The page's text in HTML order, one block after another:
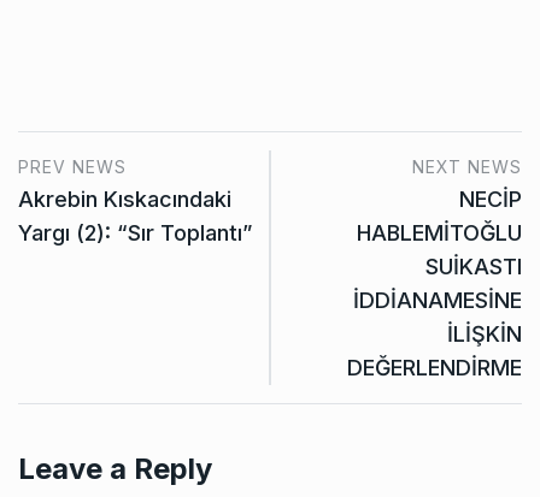
PREV NEWS
Akrebin Kıskacındaki
Yargı (2): “Sır Toplantı”
NEXT NEWS
NECİP
HABLEMİTOĞLU
SUİKASTI
İDDİANAMESİNE
İLİŞKİN
DEĞERLENDİRME
Leave a Reply